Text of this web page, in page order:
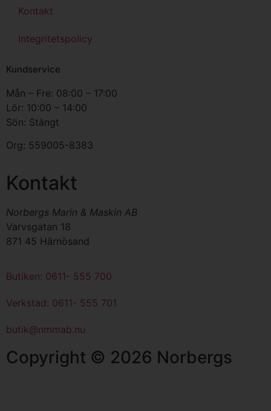
Kontakt
Integritetspolicy
Kundservice
Mån – Fre: 08:00 – 17:00
Lör: 10:00 – 14:00
Sön: Stängt
Org: 559005-8383
Kontakt
Norbergs Marin & Maskin AB
Varvsgatan 18
871 45 Härnösand
Butiken: 0611- 555 700
Verkstad: 0611- 555 701
butik@nmmab.nu
Copyright © 2026 Norbergs